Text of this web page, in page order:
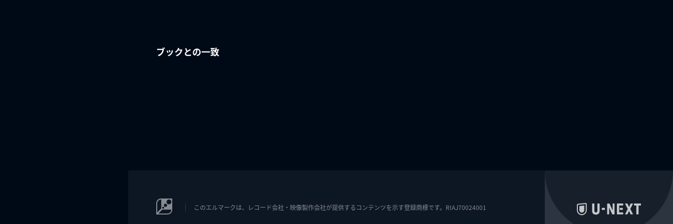
ブックとの一致
このエルマークは、レコード会社・映像製作会社が提供するコンテンツを示す登録商標です。RIAJ70024001